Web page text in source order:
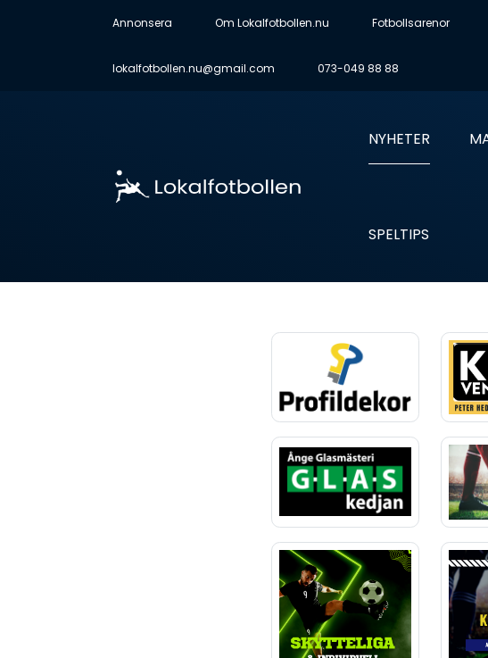
Annonsera Om Lokalfotbollen.nu Fotbollsarenor
lokalfotbollen.nu@gmail.com 073-049 88 88
NYHETER
SPELTIPS